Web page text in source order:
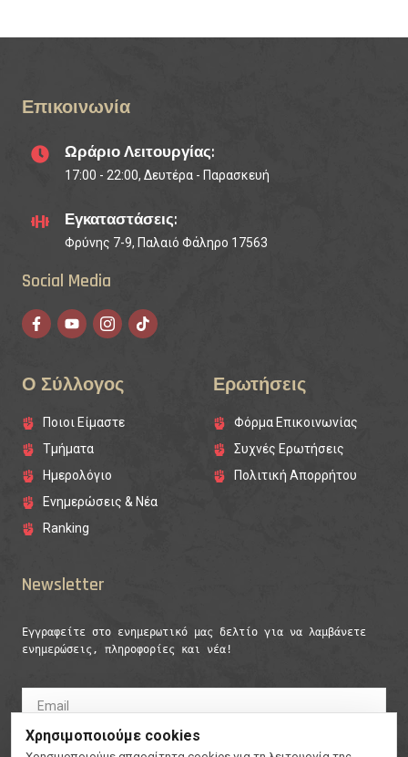
Επικοινωνία
Ωράριο Λειτουργίας:
17:00 - 22:00, Δευτέρα - Παρασκευή
Εγκαταστάσεις:
Φρύνης 7-9, Παλαιό Φάληρο 17563
Social Media
Ο Σύλλογος
Ποιοι Είμαστε
Τμήματα
Ημερολόγιο
Ενημερώσεις & Νέα
Ranking
Ερωτήσεις
Φόρμα Επικοινωνίας
Συχνές Ερωτήσεις
Πολιτική Απορρήτου
Newsletter
Εγγραφείτε στο ενημερωτικό μας δελτίο για να λαμβάνετε
ενημερώσεις, πληροφορίες και νέα!
Εγγραφή
Χρησιμοποιούμε cookies